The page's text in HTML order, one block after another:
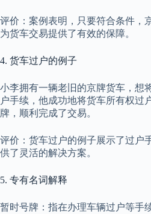
评价：案例表明，只要符合条件，
为货车交易提供了有效的保障。
4. 货车过户的例子
小李拥有一辆老旧的京牌货车，想
户手续，他成功地将货车所有权过
牌，顺利完成了交易。
评价：货车过户的例子展示了过户
供了灵活的解决方案。
5. 专有名词解释
暂时号牌：指在办理车辆过户等手